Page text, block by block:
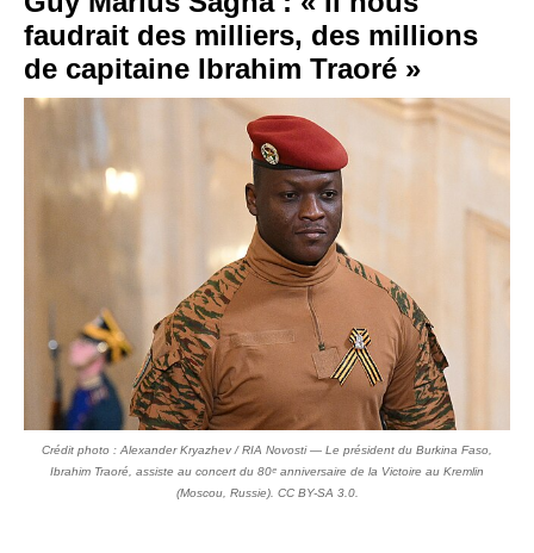
faudrait des milliers, des millions
de capitaine Ibrahim Traoré »
Crédit photo : Alexander Kryazhev / RIA Novosti — Le président du Burkina Faso,
Ibrahim Traoré, assiste au concert du 80ᵉ anniversaire de la Victoire au Kremlin
(Moscou, Russie). CC BY-SA 3.0.